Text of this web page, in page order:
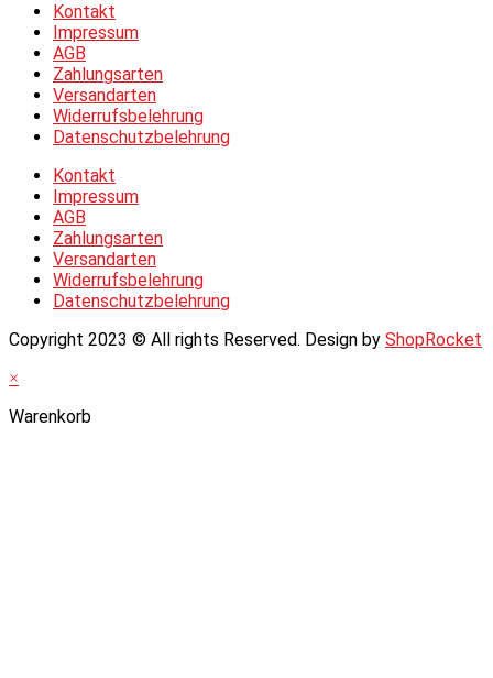
Kontakt
Impressum
AGB
Zahlungsarten
Versandarten
Widerrufsbelehrung
Datenschutzbelehrung
Kontakt
Impressum
AGB
Zahlungsarten
Versandarten
Widerrufsbelehrung
Datenschutzbelehrung
Copyright 2023 © All rights Reserved. Design by ShopRocket
×
Warenkorb